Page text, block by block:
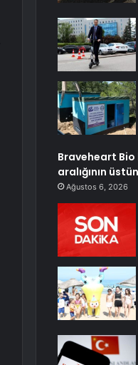
Braveheart Bio
aralığının
Ağustos 6, 2026